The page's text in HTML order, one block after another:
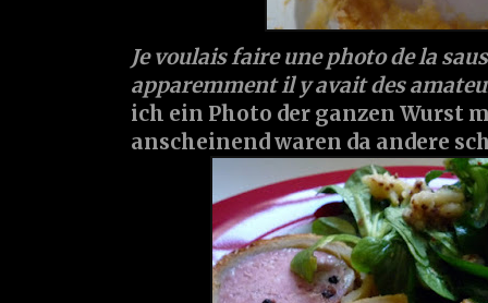
Je voulais faire une photo de la
apparemment il y avait des
ich ein Photo der ganzen Wurst
anscheinend waren da andere